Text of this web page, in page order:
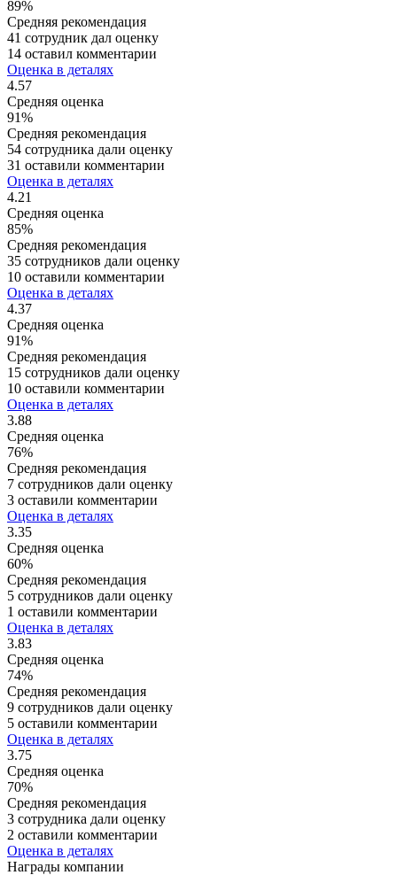
89%
Средняя рекомендация
41 сотрудник дал оценку
14 оставил комментарии
Оценка в деталях
4.57
Средняя оценка
91%
Средняя рекомендация
54 сотрудника дали оценку
31 оставили комментарии
Оценка в деталях
4.21
Средняя оценка
85%
Средняя рекомендация
35 сотрудников дали оценку
10 оставили комментарии
Оценка в деталях
4.37
Средняя оценка
91%
Средняя рекомендация
15 сотрудников дали оценку
10 оставили комментарии
Оценка в деталях
3.88
Средняя оценка
76%
Средняя рекомендация
7 сотрудников дали оценку
3 оставили комментарии
Оценка в деталях
3.35
Средняя оценка
60%
Средняя рекомендация
5 сотрудников дали оценку
1 оставили комментарии
Оценка в деталях
3.83
Средняя оценка
74%
Средняя рекомендация
9 сотрудников дали оценку
5 оставили комментарии
Оценка в деталях
3.75
Средняя оценка
70%
Средняя рекомендация
3 сотрудника дали оценку
2 оставили комментарии
Оценка в деталях
Награды компании